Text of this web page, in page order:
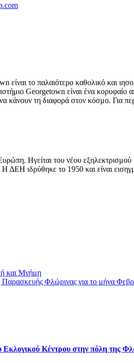
το παλαιότερο καθολικό και
Georgetown είναι ένα κορυφαίο
κάνουν τη διαφορά στον κόσμο. Για
Ηγείται του νέου
Η ΔΕΗ ιδρύθηκε το 1950 και είναι
και Μνήμη
Φλώρινας για το μήνα
Εκλογικού Κέντρου στην πόλη της